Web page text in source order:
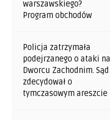
warszawskiego?
Program obchodów
Policja zatrzymała
podejrzanego o ataki na
Dworcu Zachodnim. Sąd
zdecydował o
tymczasowym areszcie